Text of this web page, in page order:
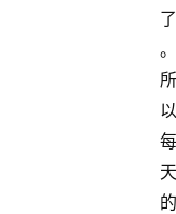
了
。
所
以
每
天
的